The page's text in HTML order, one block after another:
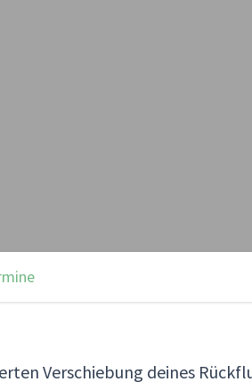
Verschiebung deines